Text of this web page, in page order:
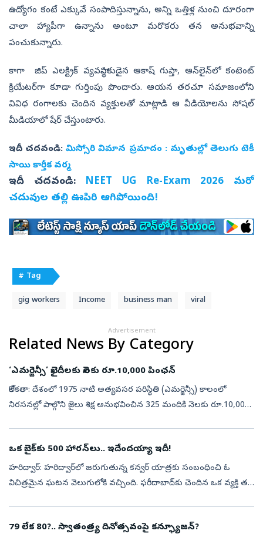
ఉద్యోగం కంటే ఎక్కువే సంపాదిస్తున్నాను, అన్ని ఒత్తిళ్ల నుంచి దూరంగా
చాలా హ్యాపీగా ఉన్నాను అంటూ మరొకరు తన అనుభవాన్ని
పంచుకున్నారు.
కాగా జిప్ ఎలక్ట్రిక్ వ్యవస్థాపకుడైన ఆకాష్ గుప్తా, ఆన్‌లైన్‌లో కంటెంట్
క్రియేటర్‌గా కూడా గుర్తింపు పొందారు. ఆయన తరచూ సమాజంలోని
వివిధ రంగాలకు చెందిన వ్యక్తులతో మాట్లాడి ఆ వీడియోలను సోషల్
మీడియాలో షేర్ చేస్తుంటారు.
ఇదీ చదవండి: మిస్సోరి విమాన ప్రమాదం : మృతుల్లో తెలుగు టెకీ
సాయి కార్తీక వర్మ
ఇదీ చదవండి:
NEET UG Re-Exam 2026 మరో
చదువుల తల్లి ఊపిరి ఆగిపోయింది!
# Tag
gig workers Income business man viral
Advertisement
Related News By Category
‘ఎమర్జెన్సీ’ ఖైదీలకు నెలకు రూ.10,000 పింఛన్
కోల్‌కతా: దేశంలో 1975 నాటి అత్యవసర పరిస్థితి (ఎమర్జెన్సీ) కాలంలో
నిరసనల్లో పాల్గొని జైలు శిక్ష అనుభవించిన 325 మందికి నెలకు రూ.10,000
ఒక బైక్‌కు 500 హారన్‌లు.. ఇదేందయ్యా ఇదీ!
హరిద్వార్‌: హరిద్వార్‌లో జరుగుతున్న కన్వర్ యాత్రకు సంబంధించి ఓ
విచిత్రమైన ఘటన వెలుగులోకి వచ్చింది. ఫరీదాబాద్‌కు చెందిన ఒక వ్యక్తి తన
79 లేక 80?.. స్వాతంత్ర్య దినోత్సవంపై కన్ఫ్యూజన్?